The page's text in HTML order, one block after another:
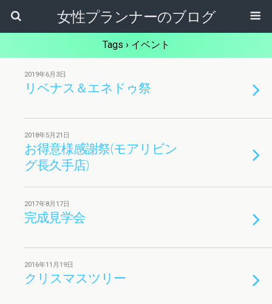
女性プランナーのブログ
Tags › イベント
2019年6月3日
リベナス＆エネドゥ祭
2018年5月21日
お得意様感謝祭(モアリビン
グ長久手店)
2017年8月17日
完成見学会
2016年11月19日
クリスマスツリー